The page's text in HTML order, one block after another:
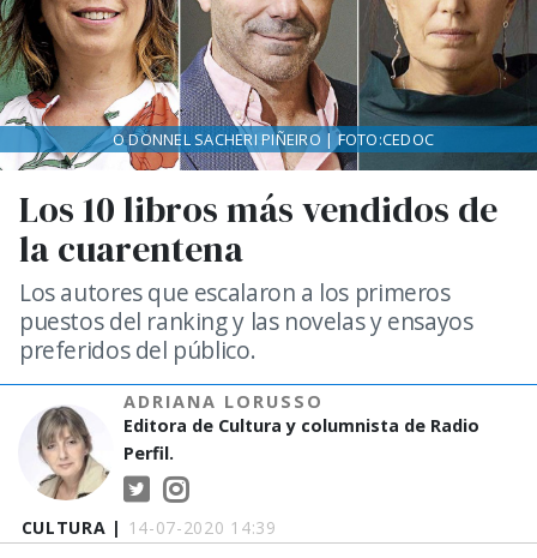
CULTURA | 14-07-2020 14:39
Los 10 libros más vendidos de
la cuarentena
Los autores que escalaron a los primeros
puestos del ranking y las novelas y ensayos
preferidos del público.
ADRIANA LORUSSO
Editora de Cultura y columnista de Radio
Perfil.
O DONNEL SACHERI PIÑEIRO | FOTO:CEDOC